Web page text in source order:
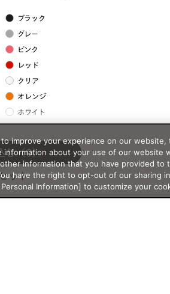
ブラック
グレー
ピンク
レッド
クリア
オレンジ
ホワイト
ット
む（0）
improve your experience on our
information about your use of our website
information that you have provided
have the right to opt-out of our sharing
Information] to customize your